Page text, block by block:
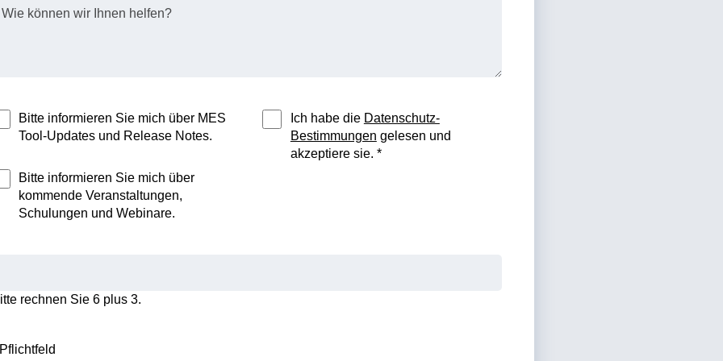
Bitte informieren Sie mich über MES
Tool-Updates und Release Notes.
Bitte informieren Sie mich über
kommende Veranstaltungen,
Schulungen und Webinare.
Ich habe die Datenschutz-
Bestimmungen gelesen und
akzeptiere sie. *
rechnen Sie 6 plus 3.